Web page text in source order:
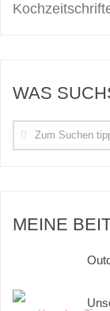
WAS
MEINE